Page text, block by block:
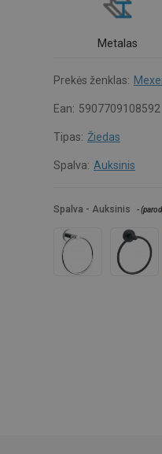
Metalas
Prekės ženklas:
Ean: 5907709108592
Tipas: Žiedas
Spalva: Auksinis
Spalva - Auksinis - (